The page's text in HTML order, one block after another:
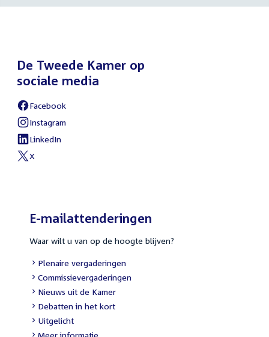
De Tweede Kamer op
sociale media
External
link:
Facebook
External
link:
Instagram
External
link:
LinkedIn
External
X
E-mailattenderingen
Waar wilt u van op de hoogte blijven?
External
link:
Plenaire vergaderingen
External
link:
Commissievergaderingen
External
link:
Nieuws uit de Kamer
External
link:
Debatten in het kort
External
link:
Uitgelicht
Meer informatie